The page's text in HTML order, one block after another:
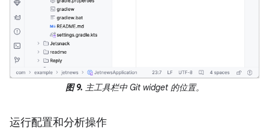
图 9. 主工具栏中 Git widget 的位置。
运行配置和分析操作